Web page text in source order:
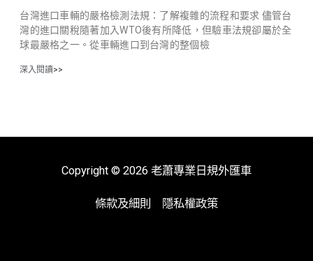
台灣進口車輛的嚴格檢測法規：了解複雜的流程和要求 儘管台
灣的進口關稅隨著加入WTO後有所降低，但驗車法規卻屬於全
球最嚴格之一。從車輛進口到台灣的整個檢
深入閱讀>>
Copyright © 2026 老蕭專業日規外匯車
條款及細則 隱私權政策